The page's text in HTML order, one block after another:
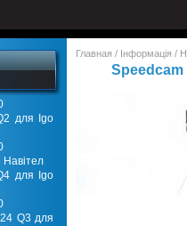
для Igo
Навітел
для Igo
Q3 для
Главная / Інформація /
Speedcam